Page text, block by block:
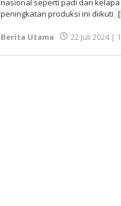
nasional seperti padi dan kelapa
peningkatan produksi ini diikuti
Berita Utama 22 Juli 2024 |